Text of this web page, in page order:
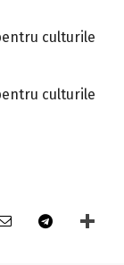
culturile
culturile